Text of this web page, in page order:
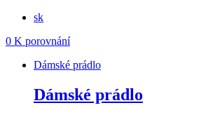
sk
0 K porovnání
Dámské prádlo
Dámské prádlo